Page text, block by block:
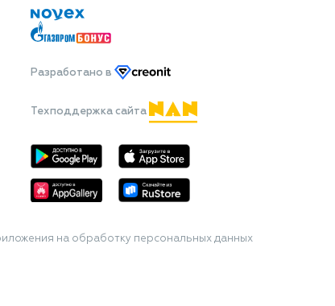
Разработано в
Техподдержка сайта
на обработку персональных данных